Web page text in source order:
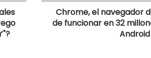
Chrome, el navegador
de funcionar en 32
Android